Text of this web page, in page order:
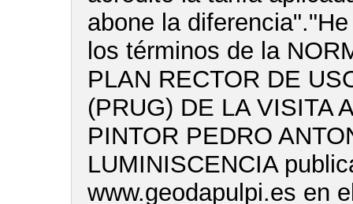
abone la
los términos de la
PLAN RECTOR DE
(PRUG) DE LA VISITA
PINTOR PEDRO
LUMINISCENCIA
www.geodapulpi.es en